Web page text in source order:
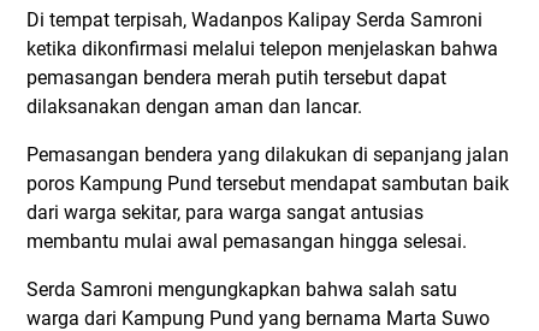
Di tempat terpisah, Wadanpos Kalipay Serda Samroni
ketika dikonfirmasi melalui telepon menjelaskan bahwa
pemasangan bendera merah putih tersebut dapat
dilaksanakan dengan aman dan lancar.
Pemasangan bendera yang dilakukan di sepanjang jalan
poros Kampung Pund tersebut mendapat sambutan baik
dari warga sekitar, para warga sangat antusias
membantu mulai awal pemasangan hingga selesai.
Serda Samroni mengungkapkan bahwa salah satu
warga dari Kampung Pund yang bernama Marta Suwo